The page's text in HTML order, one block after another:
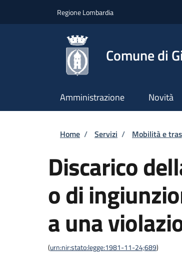
Regione Lombardia
Comune di
Amministrazione Novità
Briciole di
Home / Servizi / Mobilità e
Discarico
o di
a una
(urn:nir:stato:legge:1981-11-24;689)